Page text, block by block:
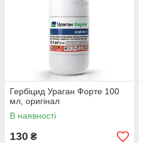
Гербіцид Ураган Форте 100
мл, оригінал
В наявності
130 ₴